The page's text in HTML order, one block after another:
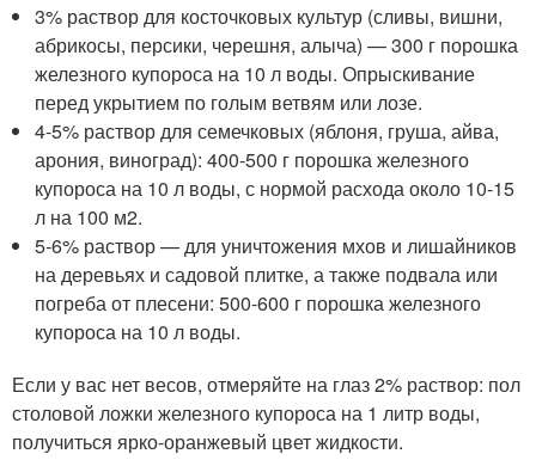
3% раствор для косточковых культур (сливы, вишни,
абрикосы, персики, черешня, алыча) — 300 г порошка
железного купороса на 10 л воды. Опрыскивание
перед укрытием по голым ветвям или лозе.
4-5% раствор для семечковых (яблоня, груша, айва,
арония, виноград): 400-500 г порошка железного
купороса на 10 л воды, с нормой расхода около 10-15
л на 100 м2.
5-6% раствор — для уничтожения мхов и лишайников
на деревьях и садовой плитке, а также подвала или
погреба от плесени: 500-600 г порошка железного
купороса на 10 л воды.
Если у вас нет весов, отмеряйте на глаз 2% раствор: пол
столовой ложки железного купороса на 1 литр воды,
получиться ярко-оранжевый цвет жидкости.